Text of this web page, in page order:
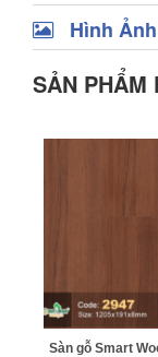
Hình
SẢN PHẨM
Sàn gỗ Smart